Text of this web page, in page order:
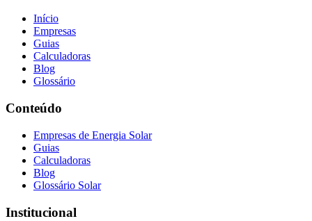
Início
Empresas
Guias
Calculadoras
Blog
Glossário
Conteúdo
Empresas de Energia Solar
Guias
Calculadoras
Blog
Glossário Solar
Institucional